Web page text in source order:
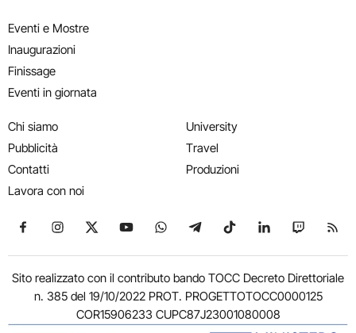
Eventi e Mostre
Inaugurazioni
Finissage
Eventi in giornata
Chi siamo
Pubblicità
Contatti
Lavora con noi
University
Travel
Produzioni
Seguici su Facebook
Seguici su Instagram
Seguici su X
Seguici su YouTube
Seguici su WhatsApp
Seguici su Telegram
Seguici su TikTok
Seguici su
Seguici
Sito realizzato con il contributo bando TOCC Decreto Direttoriale
n. 385 del 19/10/2022 PROT. PROGETTOTOCC0000125
COR15906233 CUPC87J23001080008